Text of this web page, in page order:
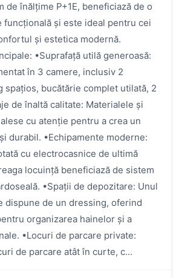
de înălțime P+1E, beneficiază de o
funcțională și este ideal pentru cei
și estetica modernă.
•Suprafață utilă generoasă:
în 3 camere, inclusiv 2
spațios, bucătărie complet utilată, 2
de înaltă calitate: Materialele și
cu atenție pentru a crea un
durabil. •Echipamente moderne:
cu electrocasnice de ultimă
locuință beneficiază de sistem
•Spații de depozitare: Unul
dispune de un dressing, oferind
organizarea hainelor și a
•Locuri de parcare private:
de parcare atât în curte, c...